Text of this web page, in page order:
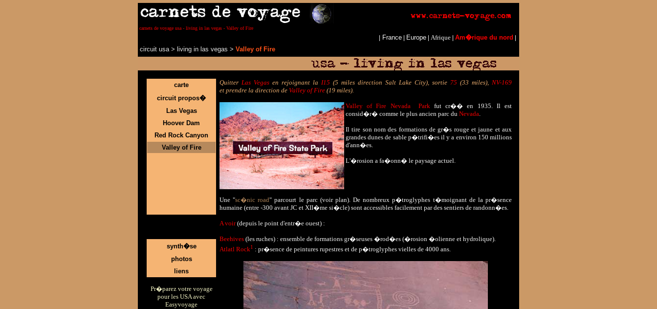
carnets de voyage usa - living in las vegas - Valley of Fire
France Europe Afrique Am�rique du nord
circuit usa> living in las vegas > Valley of Fire
carte
circuit propos�
Las Vegas
Hoover Dam
Red Rock Canyon
Valley of Fire
synth�se
photos
liens
Pr�parez votre voyage
pour les USA avec
Easyvoyage
Quitter Las Vegas en rejoignant la I15 (5 miles direction Salt Lake City), sortie 75 (33 miles), NV-169
et prendre la direction de Valley of Fire (19 miles).
Valley of Fire Nevada Parkfut cr�� en 1935. Il est
consid�r� comme le plus ancien parc du Nevada.
Iltire son nom des formations de gr�s rouge et jaune et aux
grandes dunes de sable p�trifi�es il y a environ 150 millions
d'ann�es.
L'�rosion a fa�onn� le paysage actuel.
Une "sc�nic road" parcourt le parc (voir plan). De nombreux p�troglyphes t�moignant de la pr�sence
humaine (entre -300 avant JC et XII�me si�cle) sont accessibles facilement par des sentiers de randonn�es.
A voir(depuis le point d'entr�e ouest) :
Beehives (les ruches) : ensemble de formations gr�seuses �rod�es (�rosion �olienne et hydrolique).
Atlatl Rock1 : pr�sence de peintures rupestres et de p�troglyphes vielles de 4000 ans.